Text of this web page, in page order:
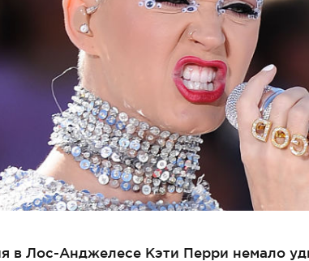
в Лос-Анджелесе Кэти Перри немало